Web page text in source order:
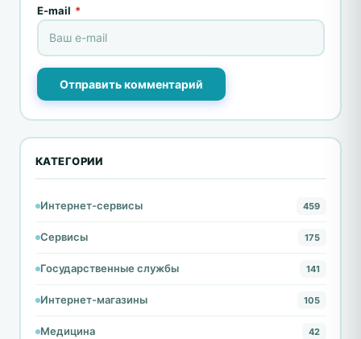
E-mail *
Отправить комментарий
КАТЕГОРИИ
Интернет-сервисы 459
Сервисы 175
Государственные службы 141
Интернет-магазины 105
Медицина 42